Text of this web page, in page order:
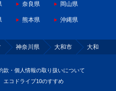
奈良県 岡山県
熊本県 沖縄県
神奈川県 大和市 大和
款・個人情報の取り扱いについて
エコドライブ10のすすめ